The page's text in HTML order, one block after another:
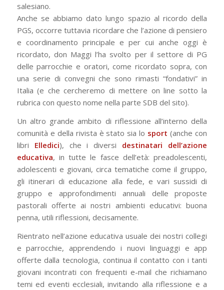
salesiano.
Anche se abbiamo dato lungo spazio al ricordo della
PGS, occorre tuttavia ricordare che l’azione di pensiero
e coordinamento principale e per cui anche oggi è
ricordato, don Maggi l’ha svolto per il settore di PG
delle parrocchie e oratori, come ricordato sopra, con
una serie di convegni che sono rimasti “fondativi” in
Italia (e che cercheremo di mettere on line sotto la
rubrica con questo nome nella parte SDB del sito).
Un altro grande ambito di riflessione all’interno della
comunità e della rivista è stato sia lo sport (anche con
libri Elledici), che i diversi destinatari dell’azione
educativa, in tutte le fasce dell’età: preadolescenti,
adolescenti e giovani, circa tematiche come il gruppo,
gli itinerari di educazione alla fede, e vari sussidi di
gruppo e approfondimenti annuali delle proposte
pastorali offerte ai nostri ambienti educativi: buona
penna, utili riflessioni, decisamente.
Rientrato nell’azione educativa usuale dei nostri collegi
e parrocchie, apprendendo i nuovi linguaggi e app
offerte dalla tecnologia, continua il contatto con i tanti
giovani incontrati con frequenti e-mail che richiamano
temi ed eventi ecclesiali, invitando alla riflessione e a